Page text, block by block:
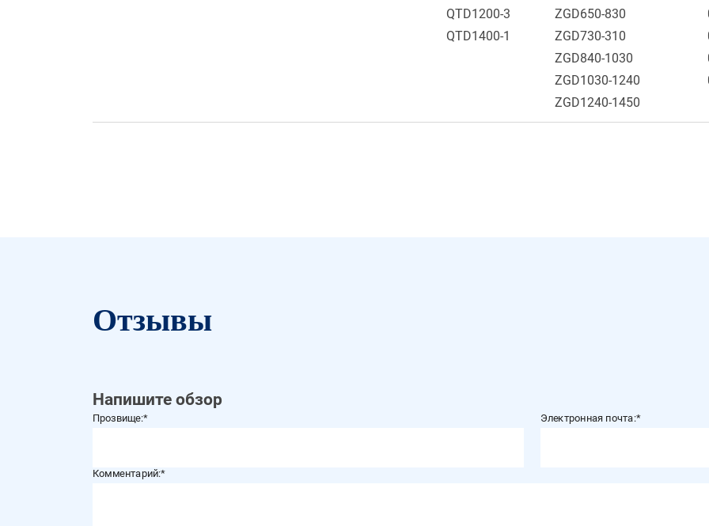
QTD1200-3
QTD1400-1
ZGD650-830
ZGD730-310
ZGD840-1030
ZGD1030-1240
ZGD1240-1450
Отзывы
Напишите обзор
Прозвище: Электронная почта:
Комментарий: